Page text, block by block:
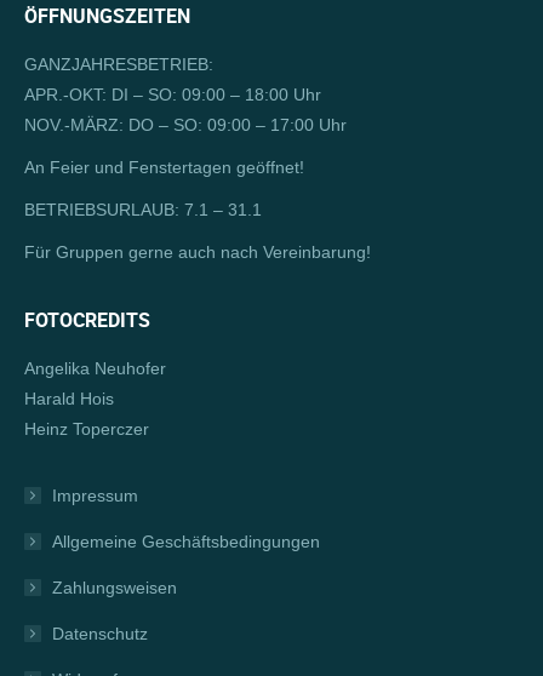
opens
in
new
window
page
opens
in
new
ÖFFNUNGSZEITEN
GANZJAHRESBETRIEB:
APR.-OKT: DI – SO: 09:00 – 18:00 Uhr
NOV.-MÄRZ: DO – SO: 09:00 – 17:00 Uhr
An Feier und Fenstertagen geöffnet!
BETRIEBSURLAUB: 7.1 – 31.1
Für Gruppen gerne auch nach Vereinbarung!
FOTOCREDITS
Angelika Neuhofer
Harald Hois
Heinz Toperczer
Impressum
Allgemeine Geschäftsbedingungen
Zahlungsweisen
Datenschutz